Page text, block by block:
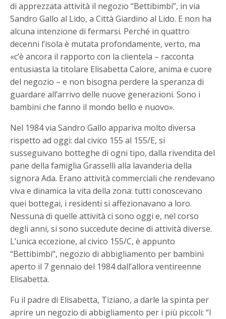
di apprezzata attività il negozio “Bettibimbi”, in via
Sandro Gallo al Lido, a Città Giardino al Lido. E non ha
alcuna intenzione di fermarsi. Perché in quattro
decenni l’isola è mutata profondamente, verto, ma
«c’è ancora il rapporto con la clientela – racconta
entusiasta la titolare Elisabetta Calore, anima e cuore
del negozio – e non bisogna perdere la speranza di
guardare all’arrivo delle nuove generazioni. Sono i
bambini che fanno il mondo bello e nuovo».
Nel 1984 via Sandro Gallo appariva molto diversa
rispetto ad oggi: dal civico 155 al 155/E, si
susseguivano botteghe di ogni tipo, dalla rivendita del
pane della famiglia Grasselli alla lavanderia della
signora Ada. Erano attività commerciali che rendevano
viva e dinamica la vita della zona: tutti conoscevano
quei bottegai, i residenti si affezionavano a loro.
Nessuna di quelle attività ci sono oggi e, nel corso
degli anni, si sono succedute decine di attività diverse.
L’unica eccezione, al civico 155/C, è appunto
“Bettibimbi”, negozio di abbigliamento per bambini
aperto il 7 gennaio del 1984 dall’allora ventireenne
Elisabetta.
Fu il padre di Elisabetta, Tiziano, a darle la spinta per
aprire un negozio di abbigliamento per i più piccoli: “I